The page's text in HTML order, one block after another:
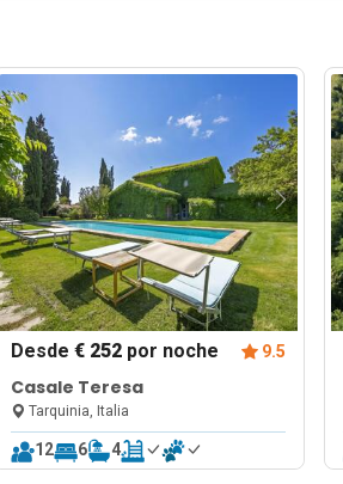
Desde€ 252 por noche 9.5
Casale Teresa
Tarquinia, Italia
12 6 4